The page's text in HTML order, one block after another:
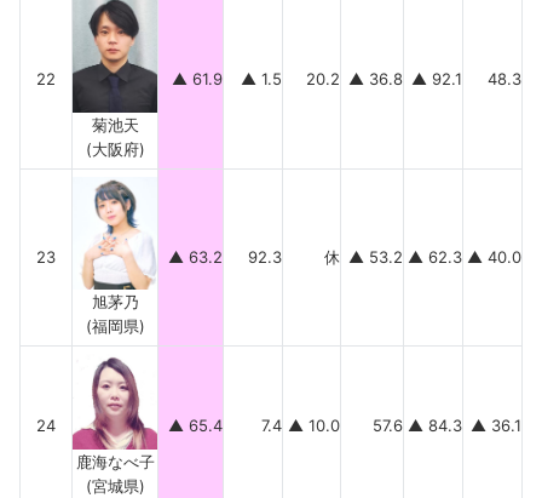
22
菊池天
(大阪府)
▲ 61.9 ▲ 1.5 20.2 ▲ 36.8 ▲ 92.1 48.3
23
旭茅乃
(福岡県)
▲ 63.2 92.3 休 ▲ 53.2 ▲ 62.3 ▲ 40.0
24
鹿海なべ子
(宮城県)
▲ 65.4 7.4 ▲ 10.0 57.6 ▲ 84.3 ▲ 36.1